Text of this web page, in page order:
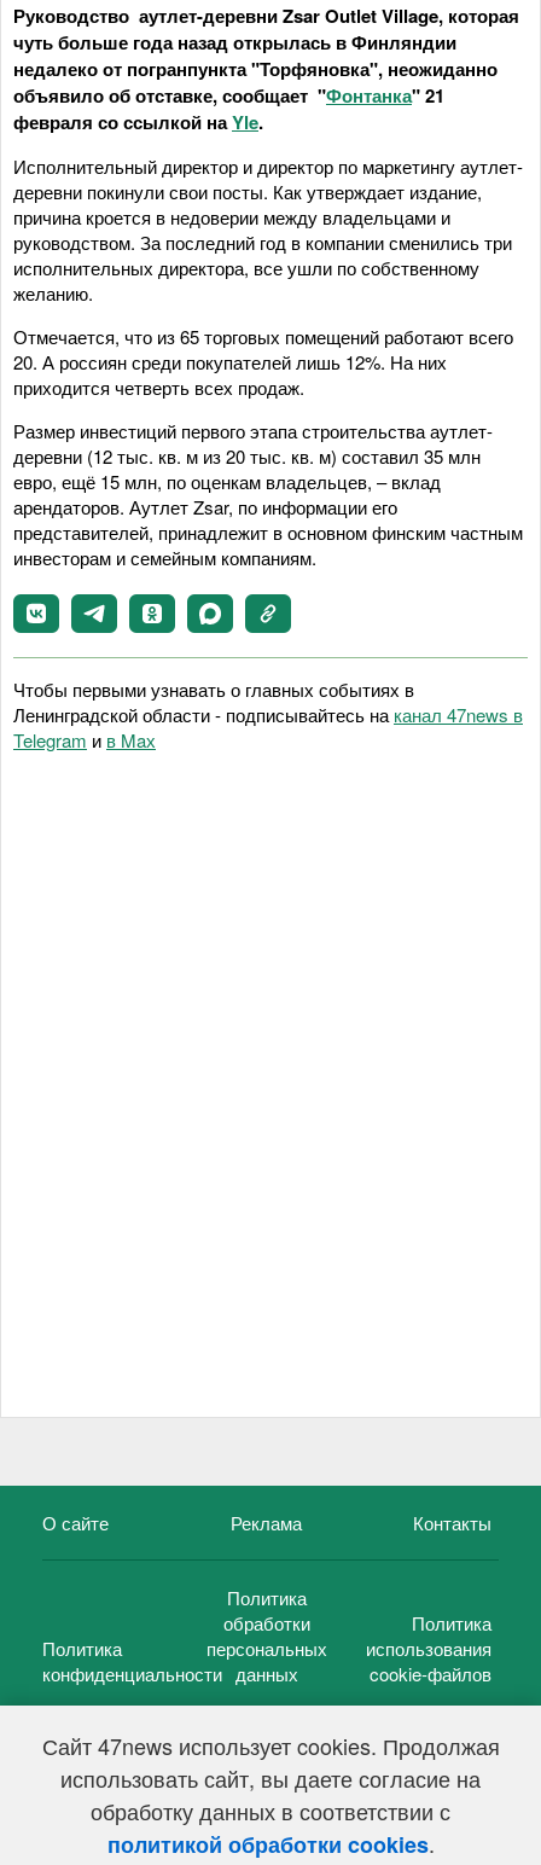
Сайт 47news использует cookies. Продолжая
использовать сайт, вы даете согласие на
обработку данных в соответствии с
политикой обработки cookies.
Руководство аутлет-деревни Zsar Outlet Village, которая
чуть больше года назад открылась в Финляндии
недалеко от погранпункта "Торфяновка", неожиданно
объявило об отставке, сообщает "Фонтанка" 21
февраля со ссылкой наYle.
Исполнительный директор и директор по маркетингу аутлет-
деревни покинули свои посты. Как утверждает издание,
причина кроется в недоверии между владельцами и
руководством. За последний год в компании сменились три
исполнительных директора, все ушли по собственному
желанию.
Отмечается, что из 65 торговых помещений работают всего
20. А россиян среди покупателей лишь 12%. На них
приходится четверть всех продаж.
Размер инвестиций первого этапа строительства аутлет-
деревни (12 тыс. кв. м из 20 тыс. кв. м) составил 35 млн
евро, ещё 15 млн, по оценкам владельцев, – вклад
арендаторов. Аутлет Zsar, по информации его
представителей, принадлежит в основном финским частным
инвесторам и семейным компаниям.
Чтобы первыми узнавать о главных событиях в
Ленинградской области - подписывайтесь на канал 47news в
Telegram и в Maх
О сайте Реклама Контакты
Политика
конфиденциальности
Политика
обработки
персональных
данных
Политика
использования
cookie-файлов
47 новостей (47 news)2005 — 2026 г.
Свидетельство о регистрации СМИ Эл № ФС 77-39848, выдано
Федеральной службой по надзору в сфере связи,
информационных технологий и массовых коммуникаций